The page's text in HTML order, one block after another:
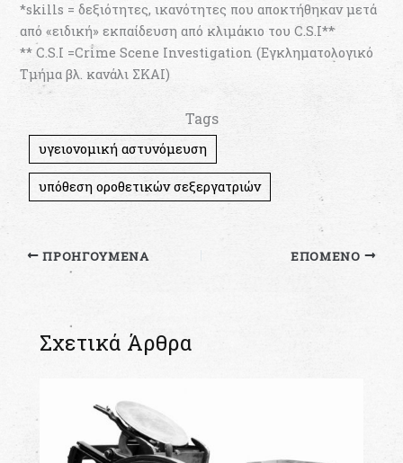
*skills = δεξιότητες, ικανότητες που αποκτήθηκαν μετά
από «ειδική» εκπαίδευση από κλιμάκιο του C.S.I**
** C.S.I =Crime Scene Investigation (Εγκληματολογικό
Τμήμα βλ. κανάλι ΣΚΑΙ)
Tags
υγειονομική αστυνόμευση
υπόθεση οροθετικών σεξεργατριών
ΠΡΟΗΓΟΎΜΕΝΑ ΕΠΌΜΕΝΟ
Σχετικά Άρθρα